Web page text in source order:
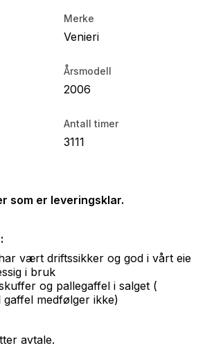
Merke
Venieri
Årsmodell
2006
Antall timer
3111
som er leveringsklar.
vært driftssikker og god i vårt eie
i bruk
og pallegaffel i salget (
gaffel medfølger ikke)
avtale.